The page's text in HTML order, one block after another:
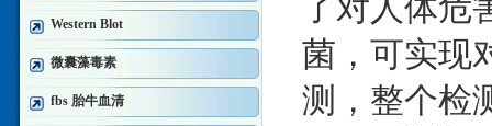
Western Blot
微囊藻毒素
fbs 胎牛血清
了对人体危
菌，可实现
测，整个检